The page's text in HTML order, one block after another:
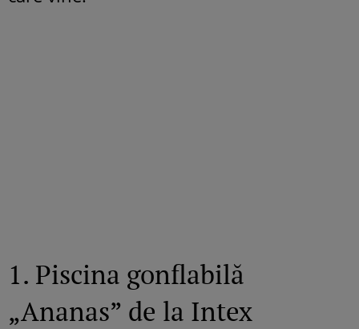
1. Piscina gonflabilă
„Ananas” de la Intex